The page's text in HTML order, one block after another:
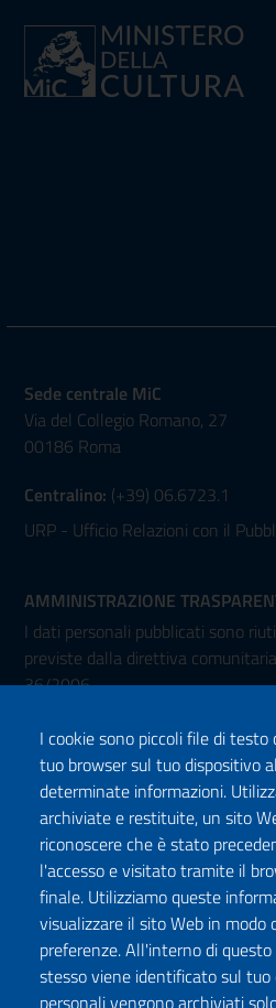
Sede centrale MiC
Via del Collegio Romano, 27
00186 Roma
Centralino: (+39) 06.6723.1
URP - Ufficio Relazioni con il
AMMINISTRAZIONE
I dati personali pubblicati sono
previste dalla direttiva
36/2006
Seguici su:
FacebookTwitter Instagram
ISCRIVITI ALLA NEWSLETTER
I cookie sono piccoli file di
tuo browser sul tuo dispositivo
determinate informazioni.
archiviate e restituite, un sito
riconoscere che è stato
l'accesso e visitato tramite il
finale. Utilizziamo queste
visualizzare il sito Web in
preferenze. All'interno di
stesso viene identificato sul tuo
personali vengono archiviati